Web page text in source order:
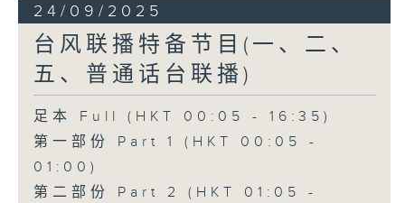
24/09/2025
台风联播特备节目(一、二、
五、普通话台联播)
足本 Full (HKT 00:05 - 16:35)
第一部份 Part 1 (HKT 00:05 -
01:00)
第二部份 Part 2 (HKT 01:05 -